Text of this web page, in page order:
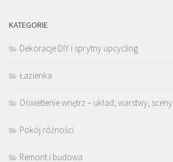
KATEGORIE
Dekoracje DIY i sprytny upcycling
Łazienka
Oświetlenie wnętrz – układ, warstwy, sceny
Pokój różności
Remont i budowa